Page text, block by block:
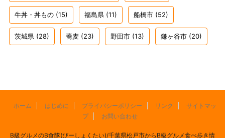
牛丼・丼もの (15) 福島県 (11) 船橋市 (52)
茨城県 (28) 蕎麦 (23) 野田市 (13) 鎌ヶ谷市 (20)
ホーム はじめに プライバシーポリシー リンク
サイトマッ
プ
お問い合わせ
B級グルメのB食隊(びーしょくたい)/千葉県松戸市からB級グルメ食べ歩き情